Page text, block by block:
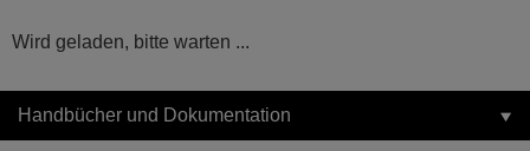
Wird geladen, bitte warten ...
Handbücher und Dokumentation